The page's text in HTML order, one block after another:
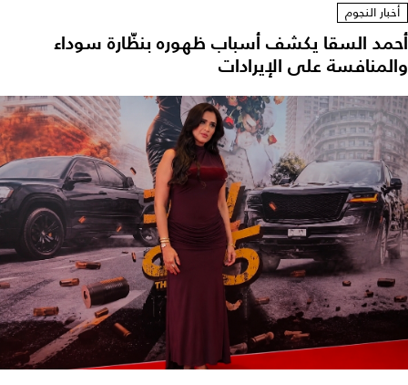
أخبار النجوم
أحمد السقا يكشف أسباب ظهوره بنظّارة سوداء
والمنافسة على الإيرادات